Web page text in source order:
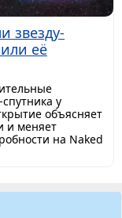
звезду-
её
у
объясняет
и меняет
на Naked